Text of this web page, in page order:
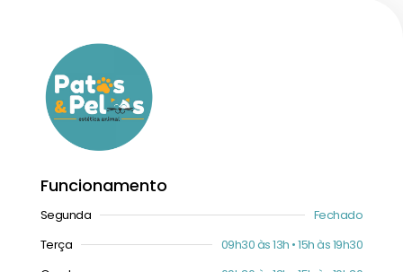
Funcionamento
Segunda
Fechado
Terça
09h30 às 13h • 15h às 19h30